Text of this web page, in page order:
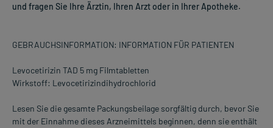
und fragen Sie Ihre Ärztin, Ihren Arzt oder in Ihrer Apotheke.
GEBRAUCHSINFORMATION: INFORMATION FÜR PATIENTEN
Levocetirizin TAD 5 mg Filmtabletten
Wirkstoff: Levocetirizindihydrochlorid
Lesen Sie die gesamte Packungsbeilage sorgfältig durch, bevor Sie
mit der Einnahme dieses Arzneimittels beginnen, denn sie enthält